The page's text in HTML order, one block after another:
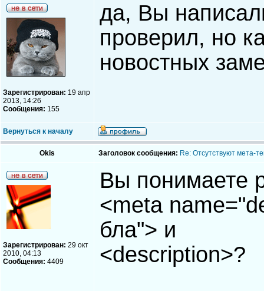
Зарегистрирован: 19 апр
2013, 14:26
Сообщения: 155
да, Вы
проверил, но
новостных
Вернуться к началу
Okis Заголовок сообщения: Re: Отсутствуют мета-
Зарегистрирован: 29 окт
2010, 04:13
Сообщения: 4409
Вы понимаете
<meta
бла"> и
<description>?